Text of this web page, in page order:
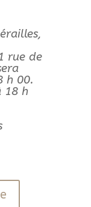
rue de
h 00.
18 h